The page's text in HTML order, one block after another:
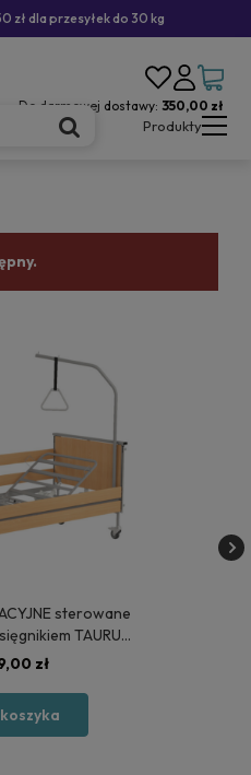
zł dla przesyłek do 30 kg
Do darmowej dostawy: 350,00 zł
Produkty
sterowane
TAURUS
zł